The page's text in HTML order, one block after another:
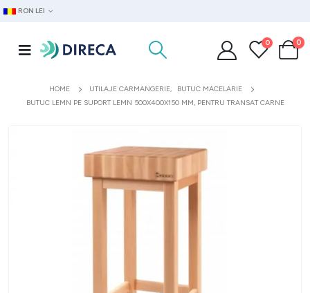
RON LEI
0 0
HOME UTILAJE CARMANGERIE,
BUTUC MACELARIE
BUTUC LEMN PE SUPORT LEMN 500X400X150 MM, PENTRU TRANSAT CARNE